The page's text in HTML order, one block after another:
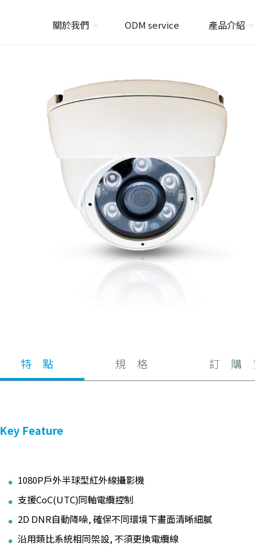
關於我們 ODM service 產品介紹
特 點 規 格 訂 購
Key Feature
1080P戶外半球型紅外線攝影機
支援CoC(UTC)同軸電纜控制
2D DNR自動降噪, 確保不同環境下畫面清晰細膩
沿用類比系統相同架設, 不須更換電纜線